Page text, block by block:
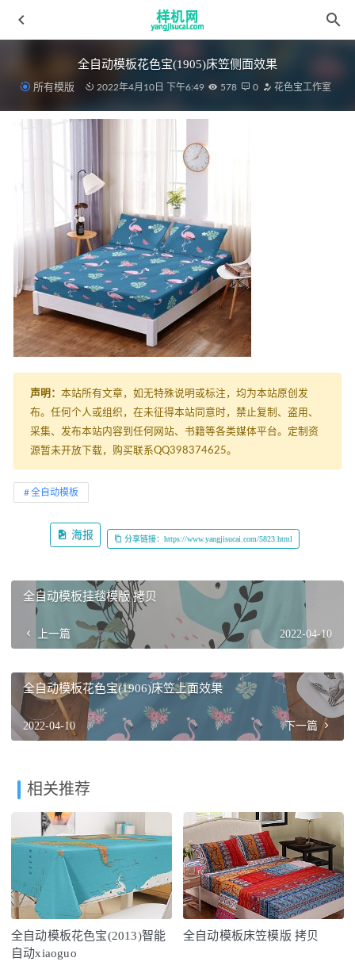
全自动模板花色宝(1905)床笠侧面效果
所有模版 2022年4月10日 下午6:49 578 0 花色宝工作室
声明： 本站所有文章，如无特殊说明或标注，均为本站原创发
布。任何个人或组织，在未征得本站同意时，禁止复制、盗用、
采集、发布本站内容到任何网站、书籍等各类媒体平台。定制资
源暂未开放下载，购买联系QQ398374625。
全自动模板
海报 分享链接：https://www.yangjisucai.com/5823.html
全自动模板挂毯模版 拷贝
上一篇 2022-04-10
全自动模板花色宝(1906)床笠上面效果
2022-04-10 下一篇
相关推荐
全自动模板花色宝(2013)智能
自动xiaoguo
全自动模板床笠模版 拷贝
绗缝被aijiads.taobao (1219) 优化
毛毯花色宝(2536) 2022-03-30
复制aijiads.taobao (684)_625
2022-03-31
毛巾(9)_tn 2022-03-30
床单花色宝(2055)智能多个背景优化效果 2022-04-10